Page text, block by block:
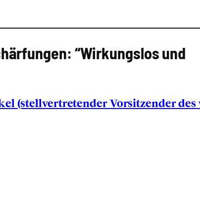
“Wir­kungs­los und
(stell­ver­tre­ten­der Vor­sit­zen­der des